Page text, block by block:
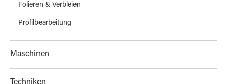
Folieren & Verbleien
Profilbearbeitung
Maschinen